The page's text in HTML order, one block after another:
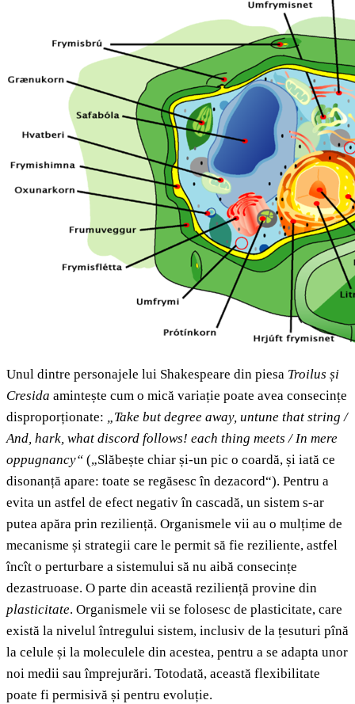
Unul dintre personajele lui Shakespeare din piesa Troilus și
Cresida amintește cum o mică variație poate avea consecințe
disproporționate: „Take but degree away, untune that string /
And, hark, what discord follows! each thing meets / In mere
oppugnancy“ („Slăbește chiar și-un pic o coardă, și iată ce
disonanță apare: toate se regăsesc în dezacord“). Pentru a
evita un astfel de efect negativ în cascadă, un sistem s-ar
putea apăra prin reziliență. Organismele vii au o mulțime de
mecanisme și strategii care le permit să fie reziliente, astfel
încît o perturbare a sistemului să nu aibă consecințe
dezastruoase. O parte din această reziliență provine din
plasticitate. Organismele vii se folosesc de plasticitate, care
există la nivelul întregului sistem, inclusiv de la țesuturi pînă
la celule și la moleculele din acestea, pentru a se adapta unor
noi medii sau împrejurări. Totodată, această flexibilitate
poate fi permisivă și pentru evoluție.